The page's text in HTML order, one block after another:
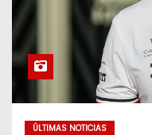
ÚLTIMAS NOTICIAS